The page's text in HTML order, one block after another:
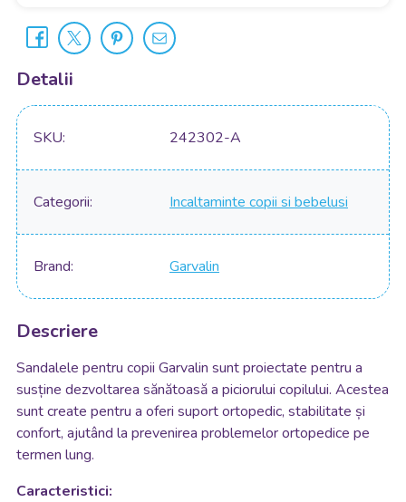
Detalii
SKU 242302-A
Categorii Incaltaminte copii si bebelusi
Brand Garvalin
Descriere
Sandalele pentru copii Garvalin sunt proiectate pentru a
susține dezvoltarea sănătoasă a piciorului copilului. Acestea
sunt create pentru a oferi suport ortopedic, stabilitate și
confort, ajutând la prevenirea problemelor ortopedice pe
termen lung.
Caracteristici: